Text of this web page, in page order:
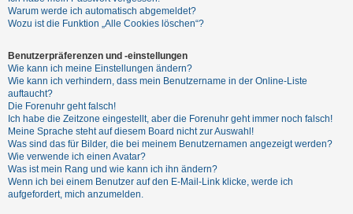
e
g
s
t
r
i
e
r
e
n
Warum werde ich automatisch abgemeldet?
Wozu ist die Funktion „Alle Cookies löschen“?
Benutzerpräferenzen und -einstellungen
Wie kann ich meine Einstellungen ändern?
Wie kann ich verhindern, dass mein Benutzername in der Online-Liste
auftaucht?
Die Forenuhr geht falsch!
Ich habe die Zeitzone eingestellt, aber die Forenuhr geht immer noch falsch!
Meine Sprache steht auf diesem Board nicht zur Auswahl!
Was sind das für Bilder, die bei meinem Benutzernamen angezeigt werden?
Wie verwende ich einen Avatar?
Was ist mein Rang und wie kann ich ihn ändern?
Wenn ich bei einem Benutzer auf den E-Mail-Link klicke, werde ich
aufgefordert, mich anzumelden.